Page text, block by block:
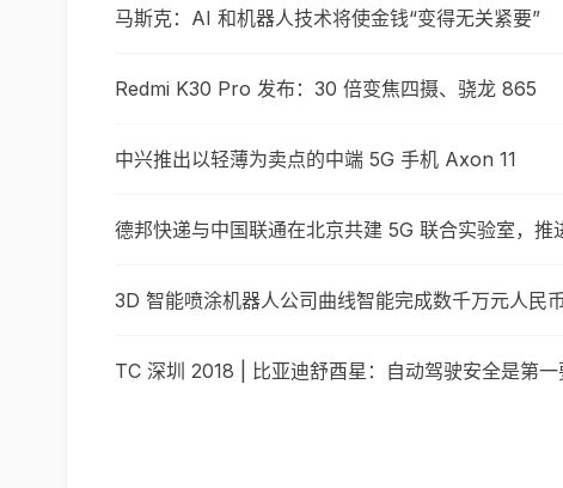
马斯克：AI 和机器人技术将使金钱“变得无关紧要”
Redmi K30 Pro 发布：30 倍变焦四摄、骁龙 865
中兴推出以轻薄为卖点的中端 5G 手机 Axon 11
德邦快递与中国联通在北京共建 5G 联合实验室，推
3D 智能喷涂机器人公司曲线智能完成数千万元人民
TC 深圳 2018 | 比亚迪舒酉星：自动驾驶安全是第